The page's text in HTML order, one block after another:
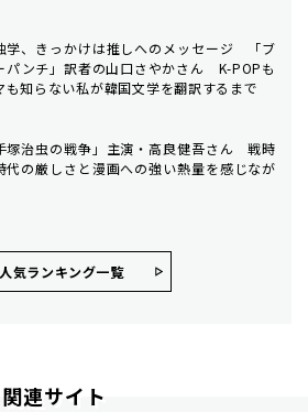
学、きっかけは推しへのメッセージ 「ブ
パンチ」訳者の山口さやかさん K-POPも
も知らない私が韓国文学を翻訳するまで
塚治虫の戦争」主演・高良健吾さん 戦時
代の厳しさと漫画への強い熱量を感じなが
人気ランキング⼀覧
関連サイト